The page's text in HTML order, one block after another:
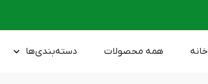
خانه همه محصولات دسته‌بندی‌ها